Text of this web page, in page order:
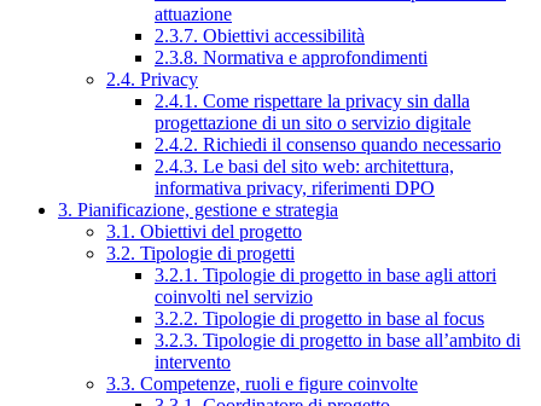
attuazione
2.3.7. Obiettivi accessibilità
2.3.8. Normativa e approfondimenti
2.4. Privacy
2.4.1. Come rispettare la privacy sin dalla
progettazione di un sito o servizio digitale
2.4.2. Richiedi il consenso quando necessario
2.4.3. Le basi del sito web: architettura,
informativa privacy, riferimenti DPO
3. Pianificazione, gestione e strategia
3.1. Obiettivi del progetto
3.2. Tipologie di progetti
3.2.1. Tipologie di progetto in base agli attori
coinvolti nel servizio
3.2.2. Tipologie di progetto in base al focus
3.2.3. Tipologie di progetto in base all’ambito di
intervento
3.3. Competenze, ruoli e figure coinvolte